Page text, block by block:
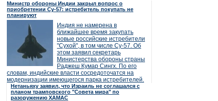
Министр обороны Индии закрыл вопрос о
приобретении Су-57: истребитель покупать не
планируют
Индия не намерена в
ближайшее время закупать
новые российские истребители
"Сухой", в том числе Су-57. Об
этом заявил секретарь
Министерства обороны страны
Раджеш Кумар Сингх. По его
словам, индийские власти сосредоточатся на
модернизации имеющегося парка истребителей.
Нетаньяху заявил, что Израиль не соглашался с
планом трамповского "Совета мира" по
разоружению ХАМАС